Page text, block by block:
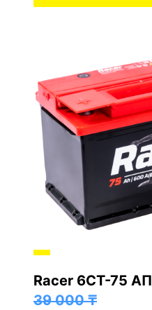
Racer 6СТ-75
39 000₸